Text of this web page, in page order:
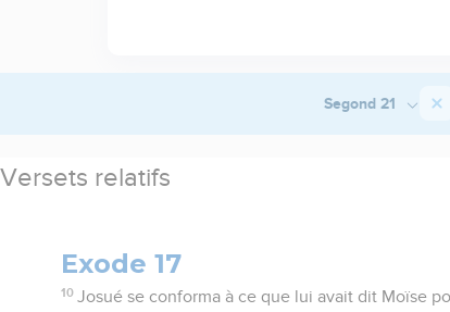
Segond 21
Versets relatifs
Exode 17
10 Josué se conforma à ce que lui avait dit Moïse